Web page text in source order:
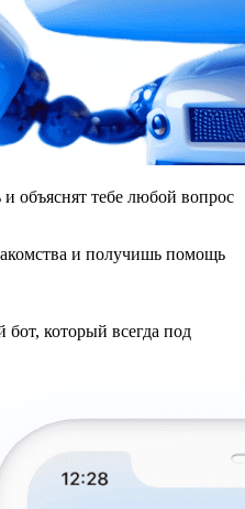
объяснят тебе любой вопрос
и получишь помощь
который всегда под